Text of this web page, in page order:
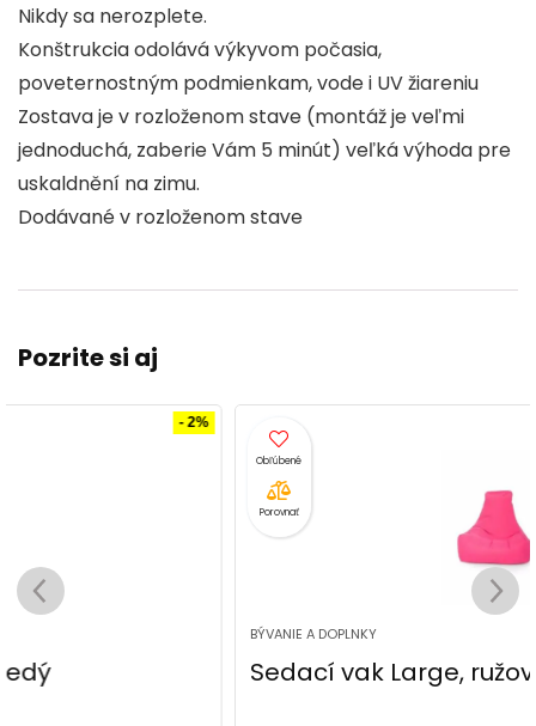
Nikdy sa nerozplete.
Konštrukcia odolává výkyvom počasia,
poveternostným podmienkam, vode i UV žiareniu
Zostava je v rozloženom stave (montáž je veľmi
jednoduchá, zaberie Vám 5 minút) veľká výhoda pre
uskaldnění na zimu.
Dodávané v rozloženom stave
Pozrite si aj
Sedací vak Large, ružový